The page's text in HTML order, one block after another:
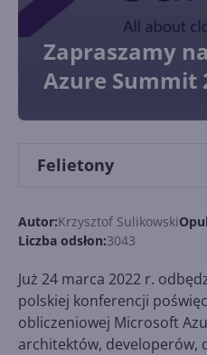
Zapraszamy
Azure Summit
Felietony
Autor:Krzysztof Sulikowski
Liczba odsłon:3043
Już 24 marca 2022 r.
polskiej konferencji
obliczeniowej Microsoft
architektów, developerów,